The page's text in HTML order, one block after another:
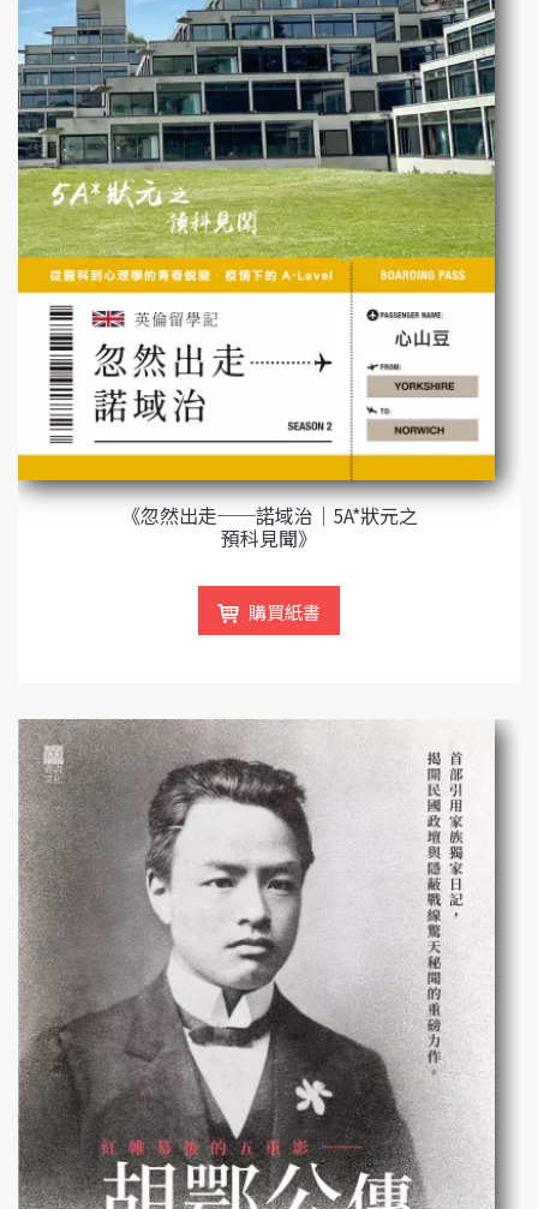
《忽然出走──諾域治｜5A*狀元之
預科見聞》
購買紙書